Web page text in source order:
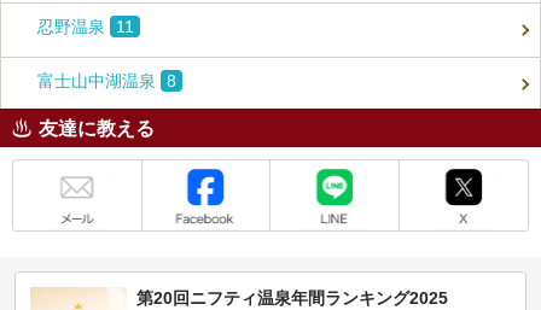
忍野温泉 11
富士山中湖温泉 8
友達に教える
第20回ニフティ温泉年間ランキング2025